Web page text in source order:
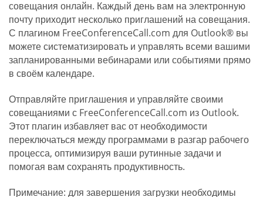
совещания онлайн. Каждый день вам на электронную
почту приходит несколько приглашений на совещания.
С плагином FreeConferenceCall.com для Outlook® вы
можете систематизировать и управлять всеми вашими
запланированными вебинарами или событиями прямо
в своём календаре.
Отправляйте приглашения и управляйте своими
совещаниями с FreeConferenceCall.com из Outlook.
Этот плагин избавляет вас от необходимости
переключаться между программами в разгар рабочего
процесса, оптимизируя ваши рутинные задачи и
помогая вам сохранять продуктивность.
Примечание: для завершения загрузки необходимы